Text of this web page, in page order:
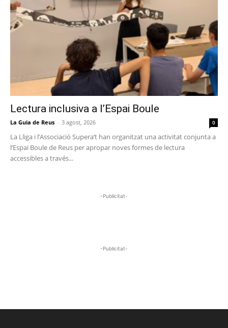
Lectura inclusiva a l’Espai Boule
La Guia de Reus - 3 agost, 2026 0
La Lliga i l’Associació Supera’t han organitzat una activitat conjunta a
l’Espai Boule de Reus per apropar noves formes de lectura
accessibles a través...
-Publicitat-
-Publicitat-